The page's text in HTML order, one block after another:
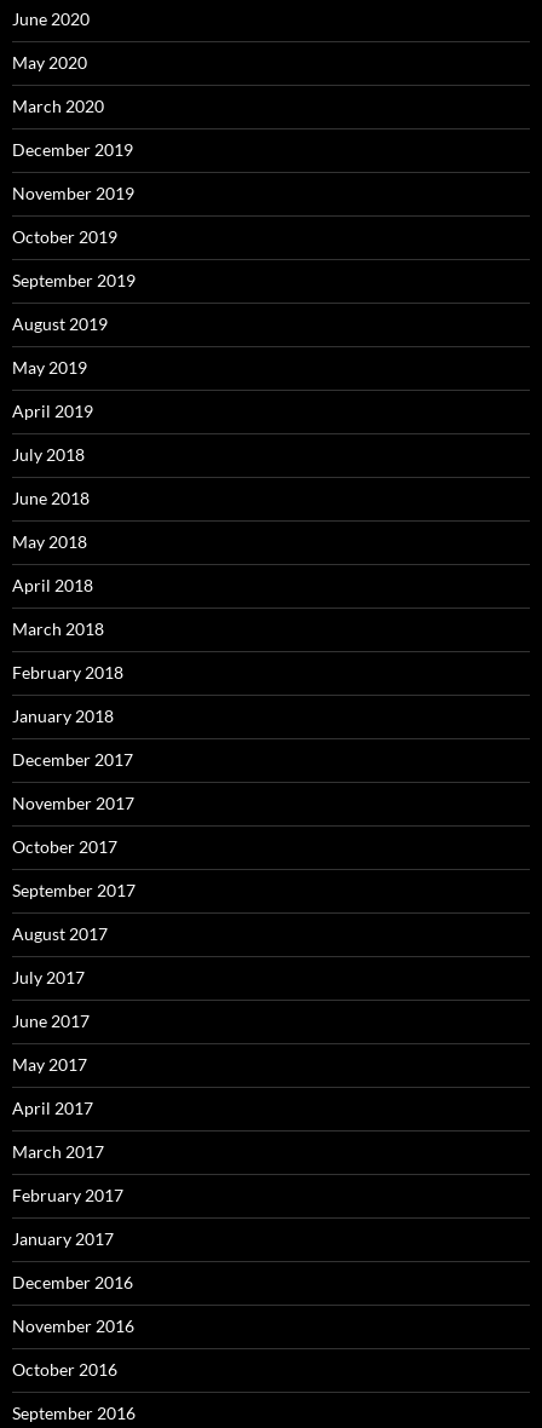
June 2020
May 2020
March 2020
December 2019
November 2019
October 2019
September 2019
August 2019
May 2019
April 2019
July 2018
June 2018
May 2018
April 2018
March 2018
February 2018
January 2018
December 2017
November 2017
October 2017
September 2017
August 2017
July 2017
June 2017
May 2017
April 2017
March 2017
February 2017
January 2017
December 2016
November 2016
October 2016
September 2016